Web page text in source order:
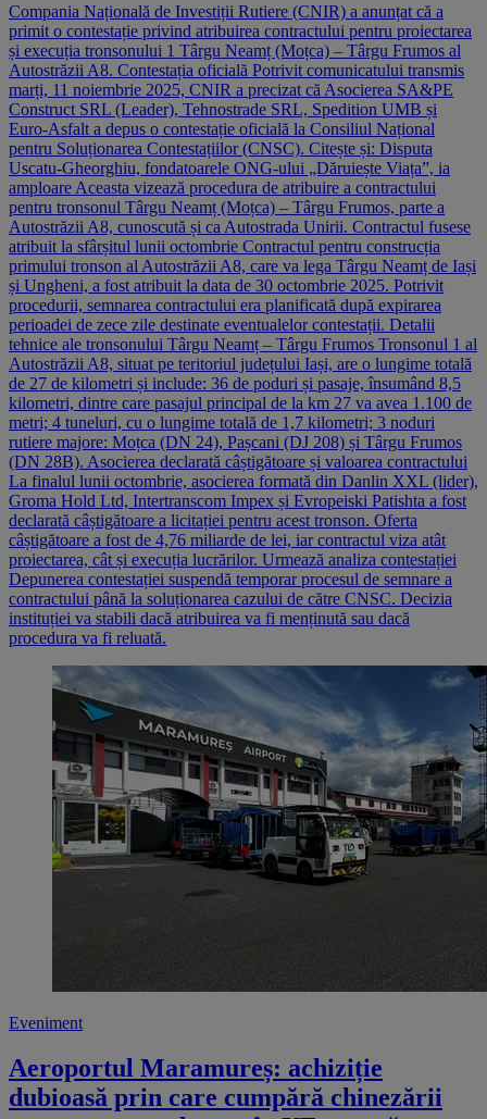
Compania Națională de Investiții Rutiere (CNIR) a anunțat că a
primit o contestație privind atribuirea contractului pentru proiectarea
și execuția tronsonului 1 Târgu Neamț (Moțca) – Târgu Frumos al
Autostrăzii A8. Contestația oficială Potrivit comunicatului transmis
marți, 11 noiembrie 2025, CNIR a precizat că Asocierea SA&PE
Construct SRL (Leader), Tehnostrade SRL, Spedition UMB și
Euro-Asfalt a depus o contestație oficială la Consiliul Național
pentru Soluționarea Contestațiilor (CNSC). Citește și: Disputa
Uscatu-Gheorghiu, fondatoarele ONG-ului „Dăruiește Viața”, ia
amploare Aceasta vizează procedura de atribuire a contractului
pentru tronsonul Târgu Neamț (Moțca) – Târgu Frumos, parte a
Autostrăzii A8, cunoscută și ca Autostrada Unirii. Contractul fusese
atribuit la sfârșitul lunii octombrie Contractul pentru construcția
primului tronson al Autostrăzii A8, care va lega Târgu Neamț de Iași
și Ungheni, a fost atribuit la data de 30 octombrie 2025. Potrivit
procedurii, semnarea contractului era planificată după expirarea
perioadei de zece zile destinate eventualelor contestații. Detalii
tehnice ale tronsonului Târgu Neamț – Târgu Frumos Tronsonul 1 al
Autostrăzii A8, situat pe teritoriul județului Iași, are o lungime totală
de 27 de kilometri și include: 36 de poduri și pasaje, însumând 8,5
kilometri, dintre care pasajul principal de la km 27 va avea 1.100 de
metri; 4 tuneluri, cu o lungime totală de 1,7 kilometri; 3 noduri
rutiere majore: Moțca (DN 24), Pașcani (DJ 208) și Târgu Frumos
(DN 28B). Asocierea declarată câștigătoare și valoarea contractului
La finalul lunii octombrie, asocierea formată din Danlin XXL (lider),
Groma Hold Ltd, Intertranscom Impex și Evropeiski Patishta a fost
declarată câștigătoare a licitației pentru acest tronson. Oferta
câștigătoare a fost de 4,76 miliarde de lei, iar contractul viza atât
proiectarea, cât și execuția lucrărilor. Urmează analiza contestației
Depunerea contestației suspendă temporar procesul de semnare a
contractului până la soluționarea cazului de către CNSC. Decizia
instituției va stabili dacă atribuirea va fi menținută sau dacă
procedura va fi reluată.
Eveniment
Aeroportul Maramureș: achiziție
dubioasă prin care cumpără chinezării